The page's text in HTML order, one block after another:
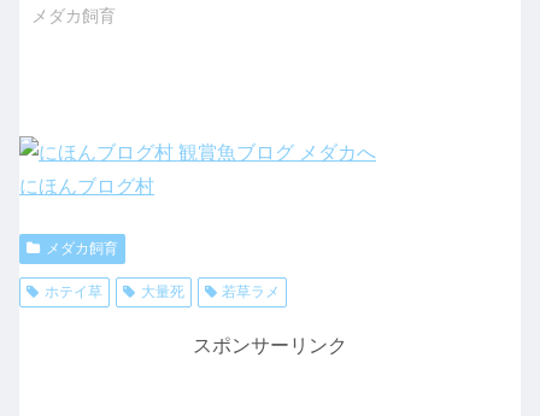
メダカ飼育
にほんブログ村
メダカ飼育
ホテイ草 大量死 若草ラメ
スポンサーリンク